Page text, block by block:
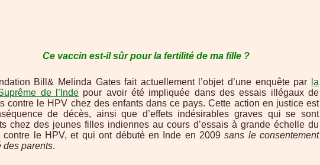
Ce vaccin est-il sûr pour la fertilité de ma fille ?
Bill& Melinda Gates fait actuellement l’objet d’une enquête par
la
de l’Inde pour avoir été impliquée dans des essais illégaux de
contre le HPV chez des enfants dans ce pays. Cette action en justice est
de décès, ainsi que d’effets indésirables graves qui se sont
chez des jeunes filles indiennes au cours d’essais à grande échelle du
contre le HPV, et qui ont débuté en Inde en 2009sans le consentement
des parents.